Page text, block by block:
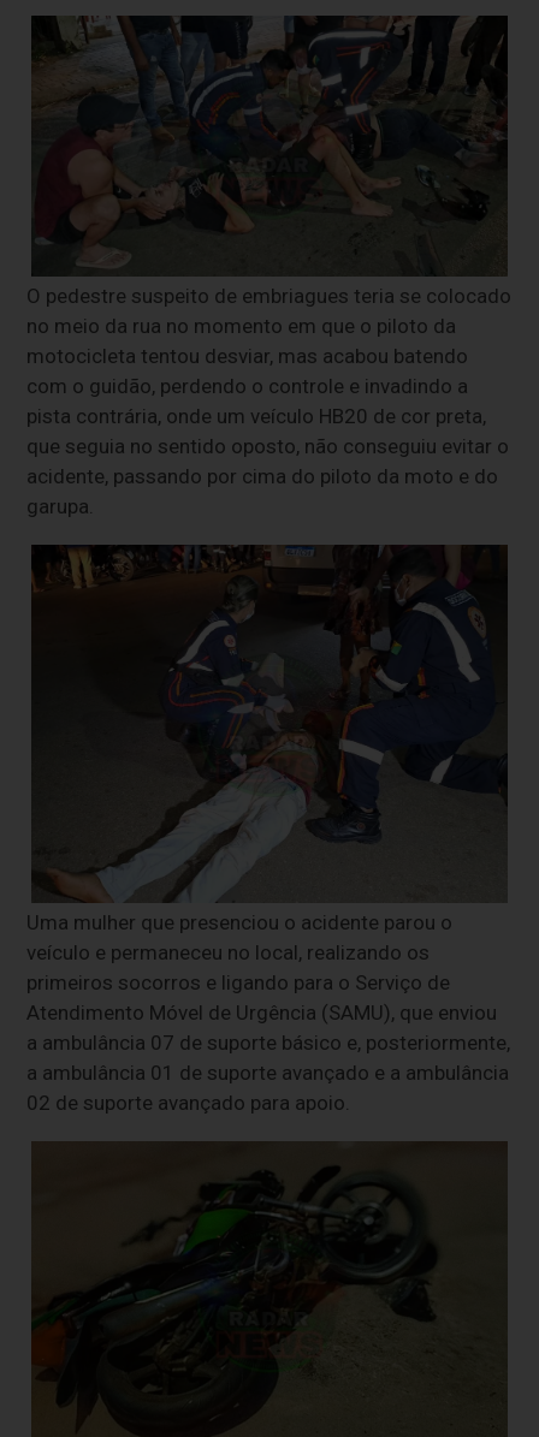
O pedestre suspeito de embriagues teria se colocado
no meio da rua no momento em que o piloto da
motocicleta tentou desviar, mas acabou batendo
com o guidão, perdendo o controle e invadindo a
pista contrária, onde um veículo HB20 de cor preta,
que seguia no sentido oposto, não conseguiu evitar o
acidente, passando por cima do piloto da moto e do
garupa.
Uma mulher que presenciou o acidente parou o
veículo e permaneceu no local, realizando os
primeiros socorros e ligando para o Serviço de
Atendimento Móvel de Urgência (SAMU), que enviou
a ambulância 07 de suporte básico e, posteriormente,
a ambulância 01 de suporte avançado e a ambulância
02 de suporte avançado para apoio.